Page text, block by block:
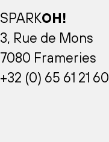
SPARKOH!
3, Rue de Mons
7080 Frameries
+32 (0) 65 61 21 60